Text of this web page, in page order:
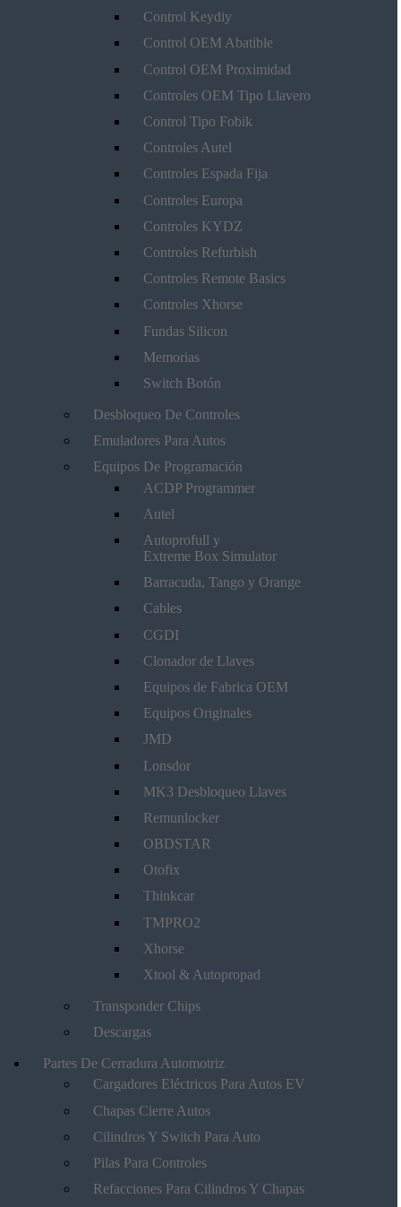
Control Keydiy
Control OEM Abatible
Control OEM Proximidad
Controles OEM Tipo Llavero
Control Tipo Fobik
Controles Autel
Controles Espada Fija
Controles Europa
Controles KYDZ
Controles Refurbish
Controles Remote Basics
Controles Xhorse
Fundas Silicon
Memorias
Switch Botón
Desbloqueo De Controles
Emuladores Para Autos
Equipos De Programación
ACDP Programmer
Autel
Autoprofull y
Extreme Box Simulator
Barracuda, Tango y Orange
Cables
CGDI
Clonador de Llaves
Equipos de Fabrica OEM
Equipos Originales
JMD
Lonsdor
MK3 Desbloqueo Llaves
Remunlocker
OBDSTAR
Otofix
Thinkcar
TMPRO2
Xhorse
Xtool & Autopropad
Transponder Chips
Descargas
Partes De Cerradura Automotriz
Cargadores Eléctricos Para Autos EV
Chapas Cierre Autos
Cilindros Y Switch Para Auto
Pilas Para Controles
Refacciones Para Cilindros Y Chapas